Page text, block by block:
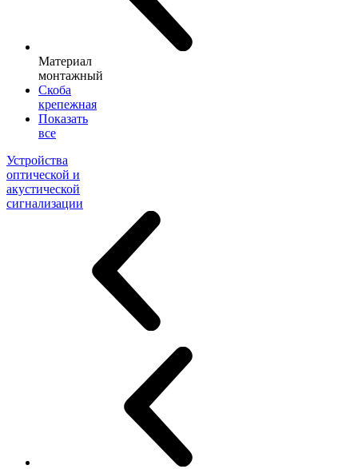
Материал
монтажный
Скоба
крепежная
Показать
все
Устройства
оптической и
акустической
сигнализации